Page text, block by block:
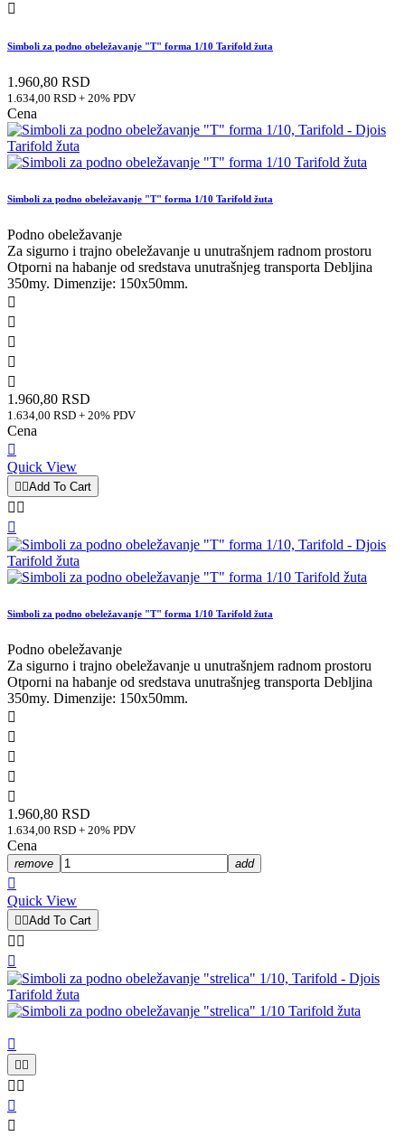

Simboli za podno obeležavanje "T" forma 1/10 Tarifold žuta
1.960,80 RSD
1.634,00 RSD + 20% PDV
Cena
Simboli za podno obeležavanje "T" forma 1/10 Tarifold žuta
Podno obeležavanje
Za sigurno i trajno obeležavanje u unutrašnjem radnom prostoru
Otporni na habanje od sredstava unutrašnjeg transporta Debljina
350my. Dimenzije: 150x50mm.





1.960,80 RSD
1.634,00 RSD + 20% PDV
Cena

Quick View
 Add To Cart
 

Simboli za podno obeležavanje "T" forma 1/10 Tarifold žuta
Podno obeležavanje
Za sigurno i trajno obeležavanje u unutrašnjem radnom prostoru
Otporni na habanje od sredstava unutrašnjeg transporta Debljina
350my. Dimenzije: 150x50mm.





1.960,80 RSD
1.634,00 RSD + 20% PDV
Cena
remove add

Quick View
 Add To Cart
 


 
 

